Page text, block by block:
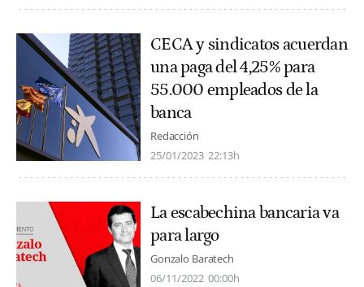
CECA y sindicatos acuerdan
una paga del 4,25% para
55.000 empleados de la
banca
Redacción
25/01/2023 22:13h
La escabechina bancaria va
para largo
Gonzalo Baratech
06/11/2022 00:00h